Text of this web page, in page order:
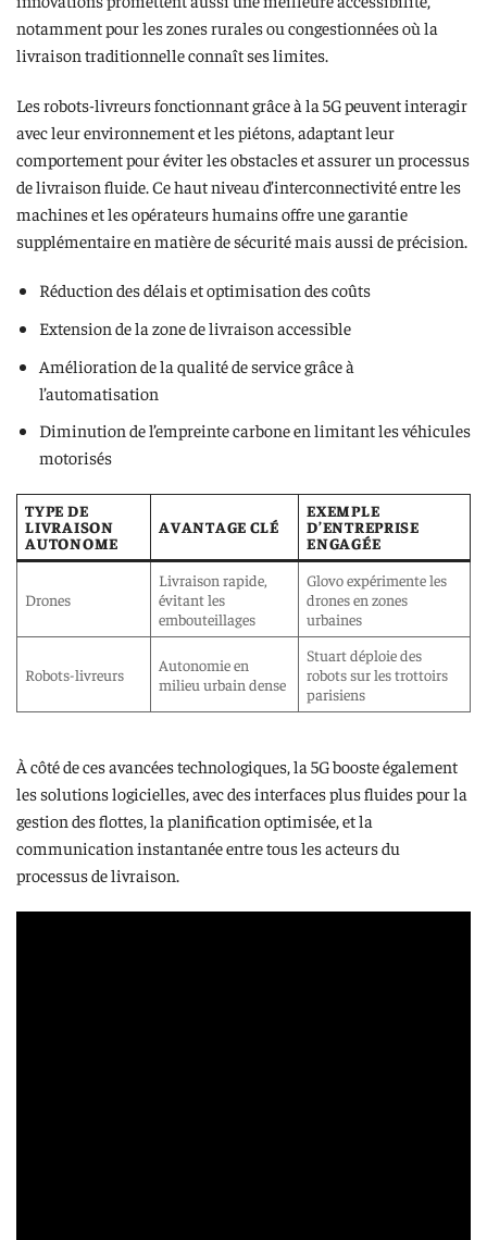
notamment pour les zones rurales ou congestionnées où la
livraison traditionnelle connaît ses limites.
Les robots-livreurs fonctionnant grâce à la 5G peuvent interagir
avec leur environnement et les piétons, adaptant leur
comportement pour éviter les obstacles et assurer un processus
de livraison fluide. Ce haut niveau d’interconnectivité entre les
machines et les opérateurs humains offre une garantie
supplémentaire en matière de sécurité mais aussi de précision.
Réduction des délais et optimisation des coûts
Extension de la zone de livraison accessible
Amélioration de la qualité de service grâce à
l’automatisation
Diminution de l’empreinte carbone en limitant les véhicules
motorisés
TYPE DE
LIVRAISON
AUTONOME
AVANTAGE CLÉ
EXEMPLE
D’ENTREPRISE
ENGAGÉE
Drones
Livraison rapide,
évitant les
embouteillages
Glovo expérimente les
drones en zones
urbaines
Robots-livreurs
Autonomie en
milieu urbain dense
Stuart déploie des
robots sur les trottoirs
parisiens
À côté de ces avancées technologiques, la 5G booste également
les solutions logicielles, avec des interfaces plus fluides pour la
gestion des flottes, la planification optimisée, et la
communication instantanée entre tous les acteurs du
processus de livraison.